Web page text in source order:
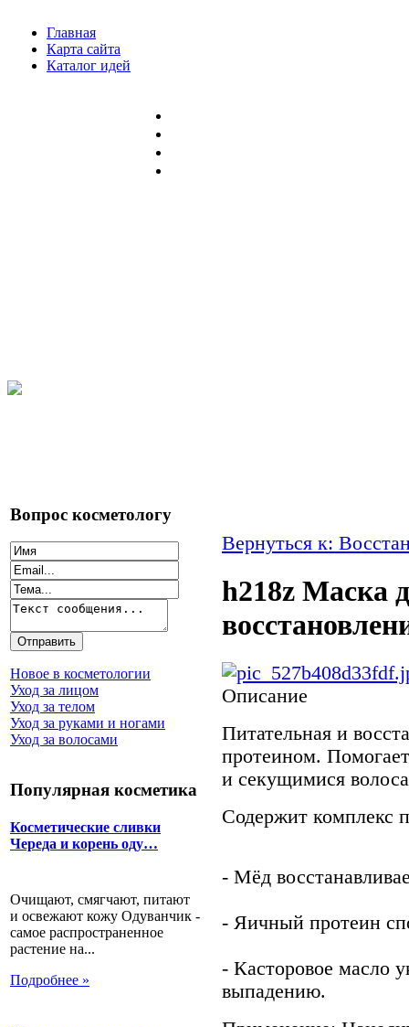
Главная
Карта сайта
Каталог идей
Вопрос косметологу
Новое в косметологии
Уход за лицом
Уход за телом
Уход за руками и ногами
Уход за волосами
Популярная косметика
Косметические сливки
Череда и корень оду…
Очищают, смягчают, питают
и освежают кожу Одуванчик -
самое распространенное
растение на...
Подробнее »
Вернуться к:
h218z Маска
Описание
Питательная и
протеином.
и секущимися
Содержит комплекс
- Мёд
- Яичный протеин
- Касторовое масло
выпадению.